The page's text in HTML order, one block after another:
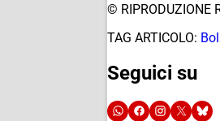
© RIPRODUZIONE
TAG ARTICOLO:
Seguici su